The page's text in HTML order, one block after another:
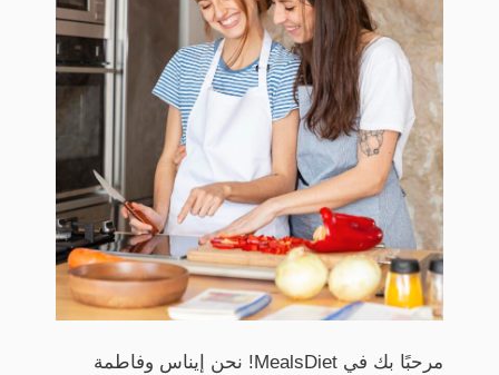
مرحبًا بك في MealsDiet! نحن إيناس وفاطمة